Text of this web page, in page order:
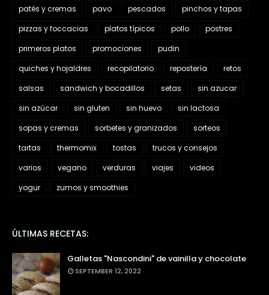
patés y cremas
pavo pescados
pinchos y tapas
pizzas y foccacias
platos típicos pollo
postres
primeros platos
promociones
pudin
quiches y hojaldres
recopilatorio repostería
retos
salsas
sandwich y bocadillos setas
sin azucar
sin azúcar
sin gluten sin huevo
sin lactosa
sopas y cremas
sorbetes y granizados
sorteos
tartas
thermomix tostas
trucos y consejos
varios
vegano verduras viajes
videos
yogur
zumos y smoothies
ÚLTIMAS RECETAS:
Galletas "Nascondini" de vainilla y chocolate
SEPTEMBER 12, 2022